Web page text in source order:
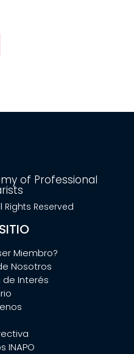
of Professional
Rights Reserved
Miembro?
Nosotros
de Interés
INAPO